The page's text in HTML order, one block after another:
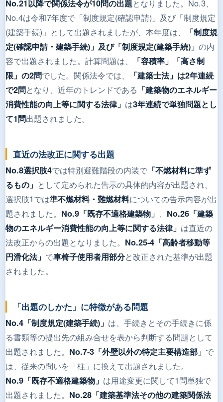
No.21以降で関係法令が10問の出題となりました。No.3、
No.4は令和7年度で「制度規定(確認申請)」及び「制度規定
(建築手続)」として出題されましたが、本年度は、
「制度規
定(確認申請・建築手続)」及び「制度規定(建築手続)」 の内
容で出題されました。計算問題は、
「容積率」「高さ制
限」の2問でした。関係法令では、
「建築士法」は2年連続
で2問となり、近年のトレンドである 「建築物のエネルギー
消費性能の向上等に関する法律」 は3年連続で単独問題とし
て1問出題されました。
直近の法改正に関する出題
No.8選択肢4では特別避難階段の内装で 「不燃材料に準ず
るもの」 として定められた告示の具体的内容が出題され、
選択肢1では準不燃材料・難燃材料についての告示内容が出
題されました。 No.9「既存不適格建築物」
No.26「建築
物のエネルギー消費性能の向上等に関する法律」 は直近の
法改正からの出題となりました。 No.25-4「高齢者移動等
円滑化法」 で車椅子使用者用部分と改正された基準が出題
されました。
「出題のしかた」に特徴がある問題
No.4「制度規定(建築手続)」 は、手続きとその手続きに係
る書類等の提出先の組み合せを表から判断する問題として
出題されました。 No.7-3「外壁以外の特定主要構造部」 で
は、従来の問いを「柱」に換えて出題されました。
No.9「既存不適格建築物」 は用途変更に関して1問単独で
出題されました。 No.28「建築基準法その他の建築関係法